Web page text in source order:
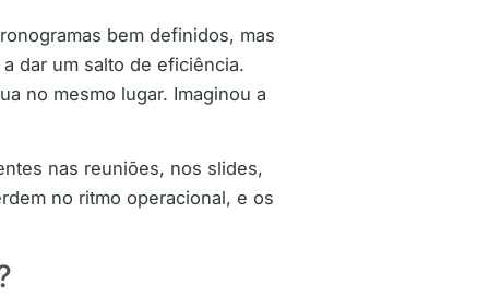
bem definidos, mas
dar um salto de eficiência.
no mesmo lugar. Imaginou a
nas reuniões, nos slides,
no ritmo operacional, e os